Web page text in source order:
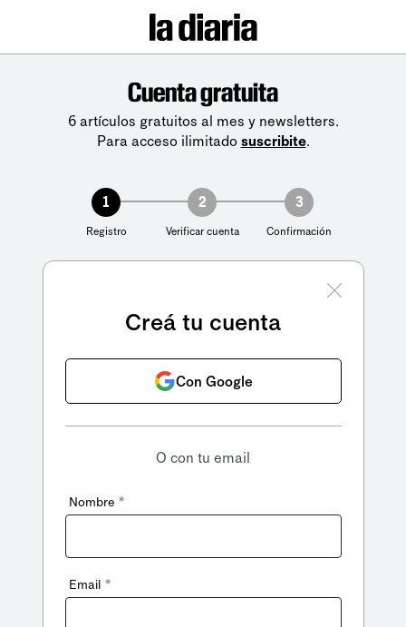
Cuenta gratuita
6 artículos gratuitos al mes y newsletters.
Para acceso ilimitado suscribite.
1
Registro
2
Verificar cuenta
3
Confirmación
Creá tu cuenta
Con Google
O con tu email
Nombre *
Email *